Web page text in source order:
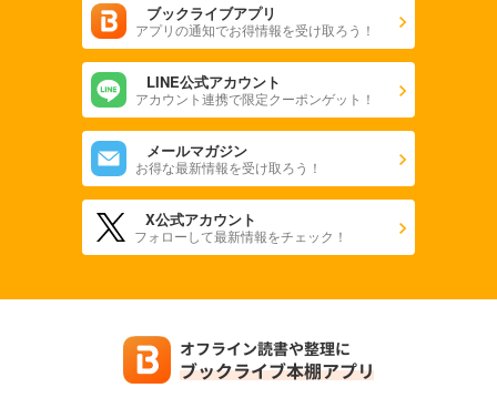
ブックライブアプリ
アプリの通知でお得情報を受け取ろう！
LINE公式アカウント
アカウント連携で限定クーポンゲット！
メールマガジン
お得な最新情報を受け取ろう！
X公式アカウント
フォローして最新情報をチェック！